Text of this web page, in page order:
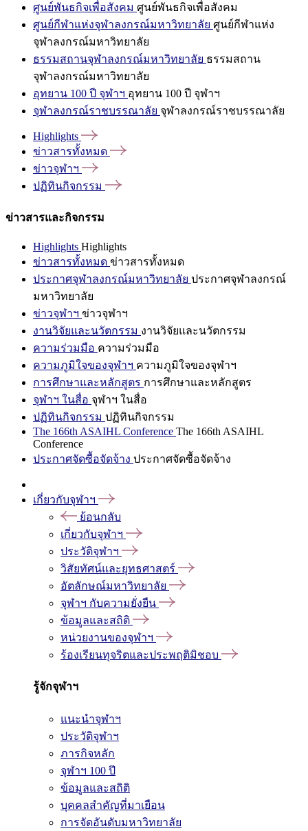
ศูนย์พันธกิจเพื่อสังคม ศูนย์พันธกิจเพื่อสังคม
ศูนย์กีฬาแห่งจุฬาลงกรณ์มหาวิทยาลัย ศูนย์กีฬาแห่ง
จุฬาลงกรณ์มหาวิทยาลัย
ธรรมสถานจุฬาลงกรณ์มหาวิทยาลัย ธรรมสถาน
จุฬาลงกรณ์มหาวิทยาลัย
อุทยาน 100 ปี จุฬาฯ อุทยาน 100 ปี จุฬาฯ
จุฬาลงกรณ์ราชบรรณาลัย จุฬาลงกรณ์ราชบรรณาลัย
Highlights
ข่าวสารทั้งหมด
ข่าวจุฬาฯ
ปฏิทินกิจกรรม
ข่าวสารและกิจกรรม
Highlights Highlights
ข่าวสารทั้งหมด ข่าวสารทั้งหมด
ประกาศจุฬาลงกรณ์มหาวิทยาลัย ประกาศจุฬาลงกรณ์
มหาวิทยาลัย
ข่าวจุฬาฯ ข่าวจุฬาฯ
งานวิจัยและนวัตกรรม งานวิจัยและนวัตกรรม
ความร่วมมือ ความร่วมมือ
ความภูมิใจของจุฬาฯ ความภูมิใจของจุฬาฯ
การศึกษาและหลักสูตร การศึกษาและหลักสูตร
จุฬาฯ ในสื่อ จุฬาฯ ในสื่อ
ปฏิทินกิจกรรม ปฏิทินกิจกรรม
The 166th ASAIHL Conference The 166th ASAIHL
Conference
ประกาศจัดซื้อจัดจ้าง ประกาศจัดซื้อจัดจ้าง
เกี่ยวกับจุฬาฯ
ย้อนกลับ
เกี่ยวกับจุฬาฯ
ประวัติจุฬาฯ
วิสัยทัศน์และยุทธศาสตร์
อัตลักษณ์มหาวิทยาลัย
จุฬาฯ กับความยั่งยืน
ข้อมูลและสถิติ
หน่วยงานของจุฬาฯ
ร้องเรียนทุจริตและประพฤติมิชอบ
รู้จักจุฬาฯ
แนะนำจุฬาฯ
ประวัติจุฬาฯ
ภารกิจหลัก
จุฬาฯ 100 ปี
ข้อมูลและสถิติ
บุคคลสำคัญที่มาเยือน
การจัดอันดับมหาวิทยาลัย